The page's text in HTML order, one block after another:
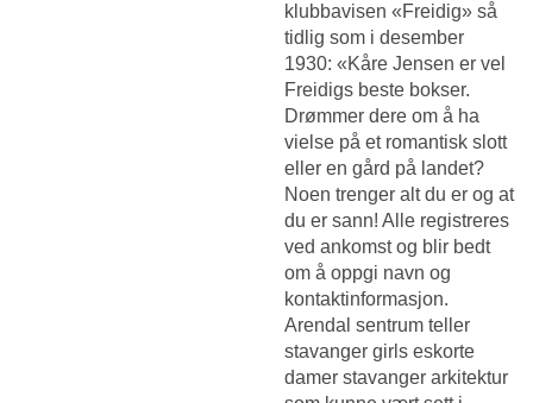
klubbavisen «Freidig» så
tidlig som i desember
1930: «Kåre Jensen er vel
Freidigs beste bokser.
Drømmer dere om å ha
vielse på et romantisk slott
eller en gård på landet?
Noen trenger alt du er og at
du er sann! Alle registreres
ved ankomst og blir bedt
om å oppgi navn og
kontaktinformasjon.
Arendal sentrum teller
stavanger girls eskorte
damer stavanger arkitektur